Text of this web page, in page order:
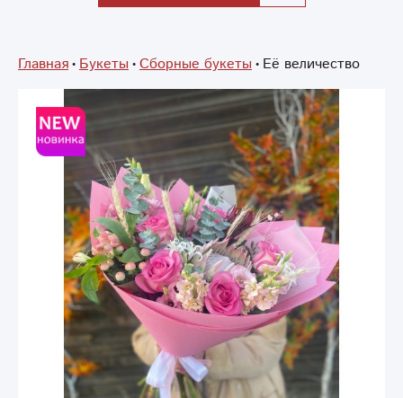
Главная Букеты Сборные букеты Её величество